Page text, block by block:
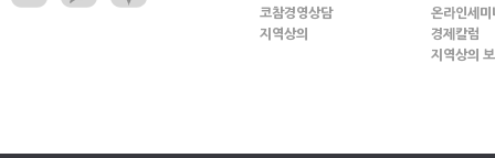
코참경영상담
지역상의
온라인세미
경제칼럼
지역상의